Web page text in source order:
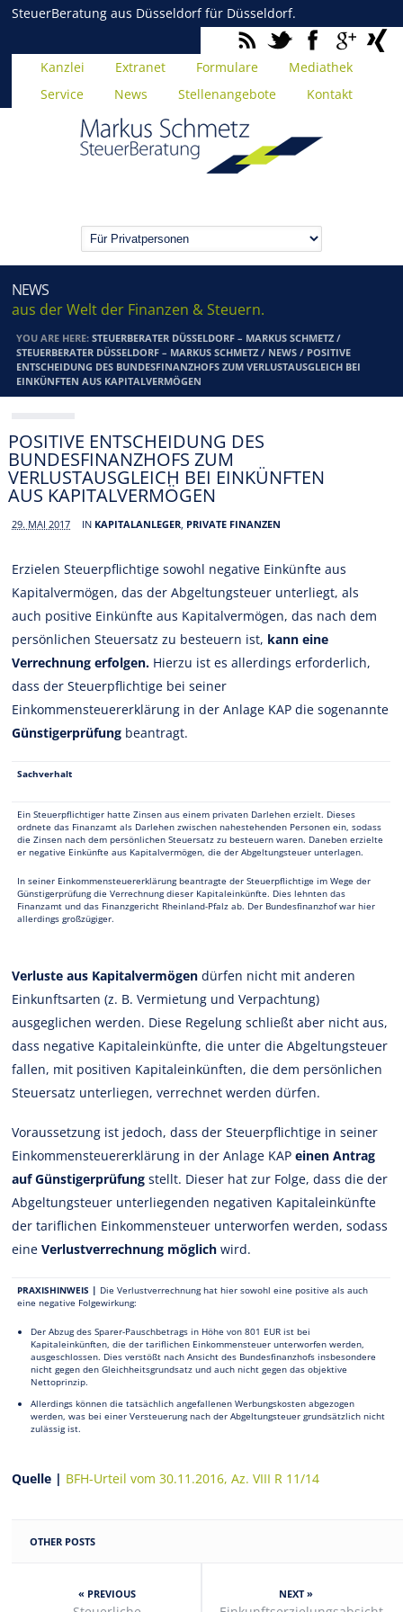
SteuerBeratung aus Düsseldorf für Düsseldorf.
Kanzlei Extranet Formulare
Mediathek
Service
News Stellenangebote Kontakt
NEWS
aus der Welt der Finanzen & Steuern.
YOU ARE HERE:STEUERBERATER DÜSSELDORF – MARKUS SCHMETZ /
STEUERBERATER DÜSSELDORF – MARKUS SCHMETZ / NEWS / POSITIVE
ENTSCHEIDUNG DES BUNDESFINANZHOFS ZUM VERLUSTAUSGLEICH BEI
EINKÜNFTEN AUS KAPITALVERMÖGEN
POSITIVE ENTSCHEIDUNG DES
BUNDESFINANZHOFS ZUM
VERLUSTAUSGLEICH BEI EINKÜNFTEN
AUS KAPITALVERMÖGEN
29. MAI 2017 IN KAPITALANLEGER PRIVATE FINANZEN
Erzielen Steuerpflichtige sowohl negative Einkünfte aus
Kapitalvermögen, das der Abgeltungsteuer unterliegt, als
auch positive Einkünfte aus Kapitalvermögen, das nach dem
persönlichen Steuersatz zu besteuern ist, kann eine
Verrechnung erfolgen. Hierzu ist es allerdings erforderlich,
dass der Steuerpflichtige bei seiner
Einkommensteuererklärung in der Anlage KAP die sogenannte
Günstigerprüfung beantragt.
Sachverhalt
Ein Steuerpflichtiger hatte Zinsen aus einem privaten Darlehen erzielt. Dieses
ordnete das Finanzamt als Darlehen zwischen nahestehenden Personen ein, sodass
die Zinsen nach dem persönlichen Steuersatz zu besteuern waren. Daneben erzielte
er negative Einkünfte aus Kapitalvermögen, die der Abgeltungsteuer unterlagen.
In seiner Einkommensteuererklärung beantragte der Steuerpflichtige im Wege der
Günstigerprüfung die Verrechnung dieser Kapitaleinkünfte. Dies lehnten das
Finanzamt und das Finanzgericht Rheinland-Pfalz ab. Der Bundesfinanzhof war hier
allerdings großzügiger.
Verluste aus Kapitalvermögen dürfen nicht mit anderen
Einkunftsarten (z. B. Vermietung und Verpachtung)
ausgeglichen werden. Diese Regelung schließt aber nicht aus,
dass negative Kapitaleinkünfte, die unter die Abgeltungsteuer
fallen, mit positiven Kapitaleinkünften, die dem persönlichen
Steuersatz unterliegen, verrechnet werden dürfen.
Voraussetzung ist jedoch, dass der Steuerpflichtige in seiner
Einkommensteuererklärung in der Anlage KAPeinen Antrag
auf Günstigerprüfung stellt. Dieser hat zur Folge, dass die der
Abgeltungsteuer unterliegenden negativen Kapitaleinkünfte
der tariflichen Einkommensteuer unterworfen werden, sodass
eineVerlustverrechnung möglich wird.
PRAXISHINWEIS | Die Verlustverrechnung hat hier sowohl eine positive als auch
eine negative Folgewirkung:
Der Abzug des Sparer-Pauschbetrags in Höhe von 801 EUR ist bei
Kapitaleinkünften, die der tariflichen Einkommensteuer unterworfen werden,
ausgeschlossen. Dies verstößt nach Ansicht des Bundesfinanzhofs insbesondere
nicht gegen den Gleichheitsgrundsatz und auch nicht gegen das objektive
Nettoprinzip.
Allerdings können die tatsächlich angefallenen Werbungskosten abgezogen
werden, was bei einer Versteuerung nach der Abgeltungsteuer grundsätzlich nicht
zulässig ist.
Quelle | BFH-Urteil vom 30.11.2016, Az. VIII R 11/14
OTHER POSTS
« PREVIOUS NEXT »